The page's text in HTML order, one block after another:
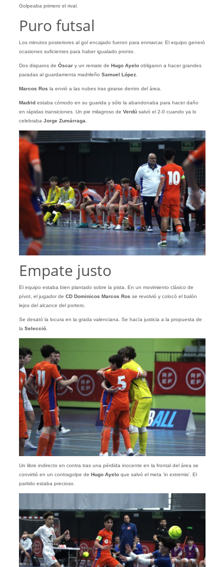
Golpeaba primero el rival.
Puro futsal
Los minutos posteriores al gol encajado fueron para enmarcar. El equipo generó
ocasiones suficientes para haber igualado pronto.
Dos disparos de Óscary un remate de Hugo Ayeloobligaron a hacer grandes
paradas al guardamenta madrileño Samuel López.
Marcos Ros la envió a las nubes tras girarse dentro del área.
Madridestaba cómodo en su guarida y sólo la abandonaba para hacer daño
en rápidas transiciones. Un pie milagroso de Verdúsalvó el 2-0 cuando ya lo
celebraba Jorge Zumárraga
Empate justo
El equipo estaba bien plantado sobre la pista. En un movimiento clásico de
pívot, el jugador de CD Dominicos Marcos Ros se revolvió y colocó el balón
lejos del alcance del portero.
Se desató la locura en la grada valenciana. Se hacía justicia a la propuesta de
la Selecció.
Un libre indirecto en contra tras una pérdida inocente en la frontal del área se
convirtió en un contragolpe de Hugo Ayelo que salvó el meta ‘in extremis’. El
partido estaba precioso.